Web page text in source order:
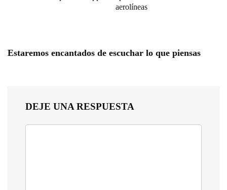
aerolíneas
Estaremos encantados de escuchar lo que piensas
DEJE UNA RESPUESTA